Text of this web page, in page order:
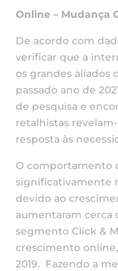
Online – Mudança
De acordo com
verificar que a
os grandes aliados
passado ano de
de pesquisa e
retalhistas
resposta às
O comportamento
significativamente
devido ao
aumentaram cerca
segmento Click &
crescimento
2019. Fazendo a